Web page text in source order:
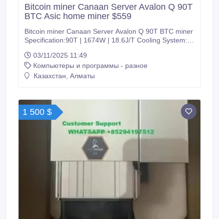
Bitcoin miner Canaan Server Avalon Q 90T
BTC Asic home miner $559
Bitcoin miner Canaan Server Avalon Q 90T BTC miner
Specification:90T | 1674W | 18.6J/T Cooling System:
модель Бесплатная доставка Срок поставки 5-7
дней Елена----Whaspapppp+852 9419 7512
lizhengoucn()gmail Telegram:asicmarketang.
03/11/2025 11:49
Компьютеры и программы - разное
Казахстан, Алматы
1 500 $